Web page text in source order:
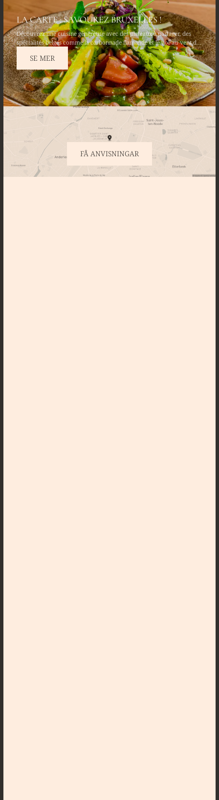
LA CARTE : SAVOUREZ BRUXELLES !
Découvrez une cuisine généreuse avec des plateaux à partager, des
spécialités belges comme la carbonnade flamande et le vol-au-vent de
poulet fermier. Savourez des entrées fraîches telles que le tartare
d’avocat & saumon frais et terminez par un moelleux au chocolat
belge.
SE MER
FÅ ANVISNINGAR